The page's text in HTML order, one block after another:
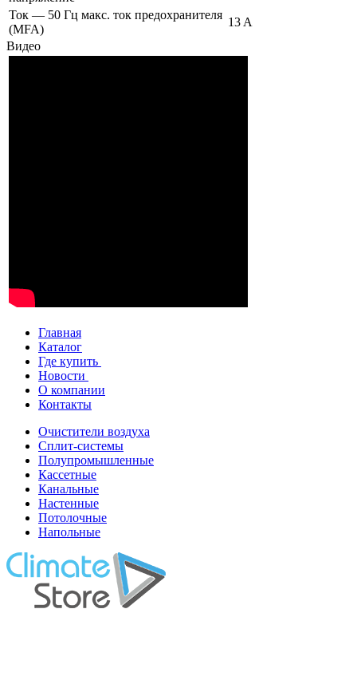
Ток — 50 Гц макс. ток предохранителя
(MFA)
13 A
Видео
Главная
Каталог
Где купить
Новости
О компании
Контакты
Очистители воздуха
Сплит-системы
Полупромышленные
Кассетные
Канальные
Настенные
Потолочные
Напольные